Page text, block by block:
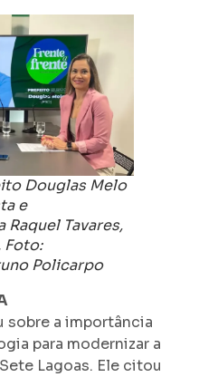
Douglas Melo
e
Tavares,
Foto:
Policarpo
sobre a importância
para modernizar a
Lagoas. Ele citou